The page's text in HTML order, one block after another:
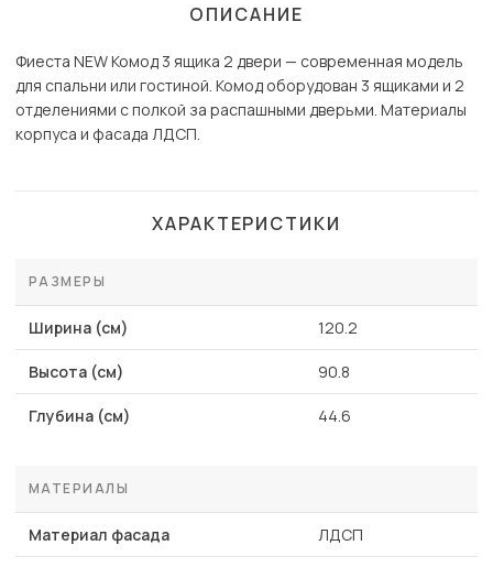
ОПИСАНИЕ
Фиеста NEW Комод 3 ящика 2 двери — современная модель
для спальни или гостиной. Комод оборудован 3 ящиками и 2
отделениями с полкой за распашными дверьми. Материалы
корпуса и фасада ЛДСП.
ХАРАКТЕРИСТИКИ
РАЗМЕРЫ
Ширина (см) 120.2
Высота (см) 90.8
Глубина (см) 44.6
МАТЕРИАЛЫ
Материал фасада ЛДСП